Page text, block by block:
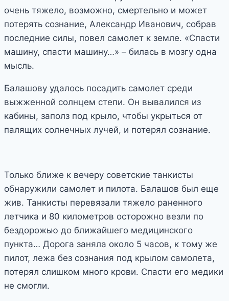
очень тяжело, возможно, смертельно и может
потерять сознание, Александр Иванович, собрав
последние силы, повел самолет к земле. «Спасти
машину, спасти машину…» – билась в мозгу одна
мысль.
Балашову удалось посадить самолет среди
выжженной солнцем степи. Он вывалился из
кабины, заполз под крыло, чтобы укрыться от
палящих солнечных лучей, и потерял сознание.
Только ближе к вечеру советские танкисты
обнаружили самолет и пилота. Балашов был еще
жив. Танкисты перевязали тяжело раненного
летчика и 80 километров осторожно везли по
бездорожью до ближайшего медицинского
пункта… Дорога заняла около 5 часов, к тому же
пилот, лежа без сознания под крылом самолета,
потерял слишком много крови. Спасти его медики
не смогли.